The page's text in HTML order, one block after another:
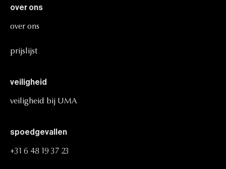
over ons
over ons
prijslijst
veiligheid
veiligheid bij UMA
spoedgevallen
+31 6 48 19 37 23